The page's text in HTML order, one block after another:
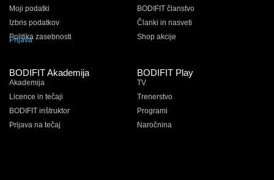
Moji podatki
Izbris podatkov
Politika zasebnosti
Prijava
BODIFIT članstvo
Članki in nasveti
Shop akcije
BODIFIT Akademija
Akademija
Licence in tečaji
BODIFIT inštruktor
Prijava na tečaj
BODIFIT Play
TV
Trenerstvo
Programi
Naročnina